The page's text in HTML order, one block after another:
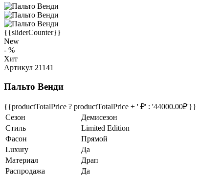
{{sliderCounter}}
New
- %
Хит
Артикул 21141
Пальто Венди
{{productTotalPrice ? productTotalPrice + ' ₽' : '44000.00₽'}}
Сезон
Демисезон
Стиль
Limited Edition
Фасон
Прямой
Luxury
Да
Материал
Драп
Распродажа
Да